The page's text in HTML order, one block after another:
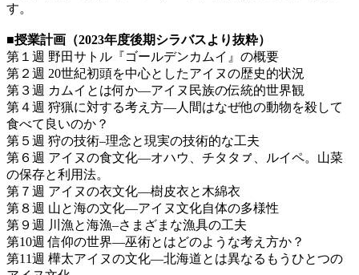
す。
■授業計画（2023年度後期シラバスより抜粋）
第１週 野田サトル『ゴールデンカムイ』の概要
第２週 20世紀初頭を中心としたアイヌの歴史的状況
第３週 カムイとは何か―アイヌ民族の伝統的世界観
第４週 狩猟に対する考え方―人間はなぜ他の動物を殺して
食べて良いのか？
第５週 狩の技術–理念と現実の技術的な工夫
第６週 アイヌの食文化―オハウ、チタタㇷ゚、ルイペ。山菜
の保存と利用法。
第７週 アイヌの衣文化―樹皮衣と木綿衣
第８週 山と海の文化―アイヌ文化自体の多様性
第９週 川漁と海漁–さまざまな漁具の工夫
第10週 信仰の世界―巫術とはどのような考え方か？
第11週 樺太アイヌの文化―北海道とは異なるもうひとつの